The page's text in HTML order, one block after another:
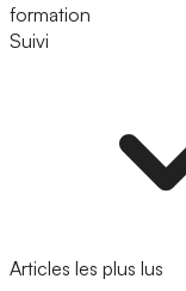
formation
Suivi
Articles les plus lus